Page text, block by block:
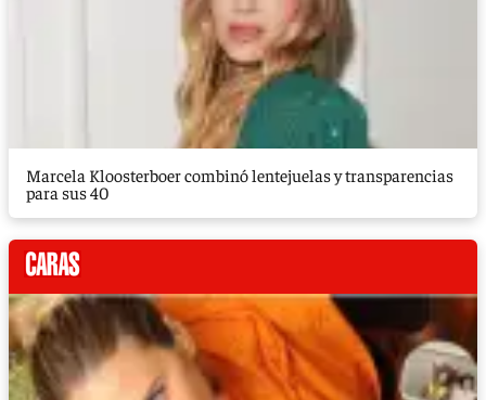
Marcela Kloosterboer combinó lentejuelas y transparencias
para sus 40